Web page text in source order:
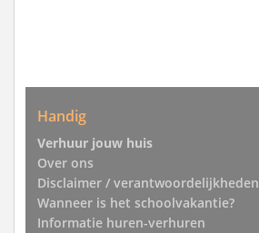
Handig
Verhuur jouw huis
Over ons
Disclaimer / verantwoordelijkheden
Wanneer is het schoolvakantie?
Informatie huren-verhuren